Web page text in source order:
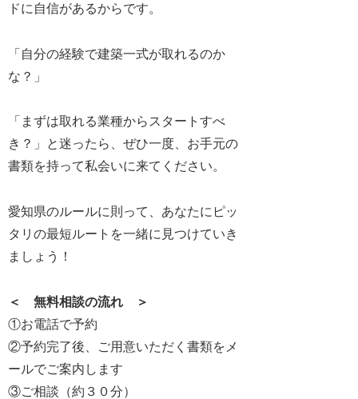
ドに自信があるからです。
「自分の経験で建築一式が取れるのか
な？」
「まずは取れる業種からスタートすべ
き？」と迷ったら、ぜひ一度、お手元の
書類を持って私会いに来てください。
愛知県のルールに則って、あなたにピッ
タリの最短ルートを一緒に見つけていき
ましょう！
＜ 無料相談の流れ ＞
①お電話で予約
②予約完了後、ご用意いただく書類をメ
ールでご案内します
③ご相談（約３０分）